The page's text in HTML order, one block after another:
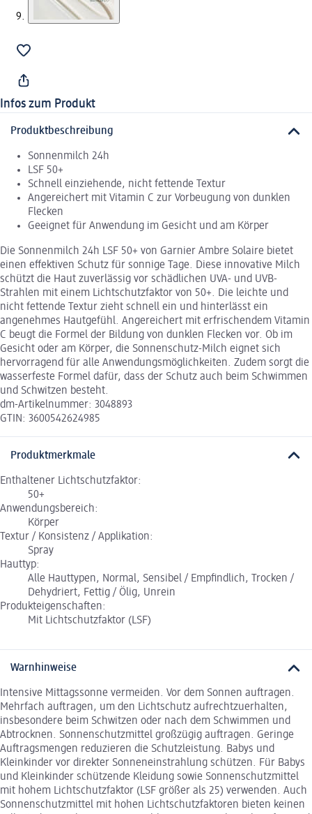
Infos zum Produkt
Produktbeschreibung
Sonnenmilch 24h
LSF 50+
Schnell einziehende, nicht fettende Textur
Angereichert mit Vitamin C zur Vorbeugung von dunklen
Flecken
Geeignet für Anwendung im Gesicht und am Körper
Die Sonnenmilch 24h LSF 50+ von Garnier Ambre Solaire bietet
einen effektiven Schutz für sonnige Tage. Diese innovative Milch
schützt die Haut zuverlässig vor schädlichen UVA- und UVB-
Strahlen mit einem Lichtschutzfaktor von 50+. Die leichte und
nicht fettende Textur zieht schnell ein und hinterlässt ein
angenehmes Hautgefühl. Angereichert mit erfrischendem Vitamin
C beugt die Formel der Bildung von dunklen Flecken vor. Ob im
Gesicht oder am Körper, die Sonnenschutz-Milch eignet sich
hervorragend für alle Anwendungsmöglichkeiten. Zudem sorgt die
wasserfeste Formel dafür, dass der Schutz auch beim Schwimmen
und Schwitzen besteht.
dm-Artikelnummer: 3048893
GTIN: 3600542624985
Produktmerkmale
Enthaltener Lichtschutzfaktor:
50+
Anwendungsbereich:
Körper
Textur / Konsistenz / Applikation:
Spray
Hauttyp:
Alle Hauttypen, Normal, Sensibel / Empfindlich, Trocken /
Dehydriert, Fettig / Ölig, Unrein
Produkteigenschaften:
Mit Lichtschutzfaktor (LSF)
Warnhinweise
Intensive Mittagssonne vermeiden. Vor dem Sonnen auftragen.
Mehrfach auftragen, um den Lichtschutz aufrechtzuerhalten,
insbesondere beim Schwitzen oder nach dem Schwimmen und
Abtrocknen. Sonnenschutzmittel großzügig auftragen. Geringe
Auftragsmengen reduzieren die Schutzleistung. Babys und
Kleinkinder vor direkter Sonneneinstrahlung schützen. Für Babys
und Kleinkinder schützende Kleidung sowie Sonnenschutzmittel
mit hohem Lichtschutzfaktor (LSF größer als 25) verwenden. Auch
Sonnenschutzmittel mit hohen Lichtschutzfaktoren bieten keinen